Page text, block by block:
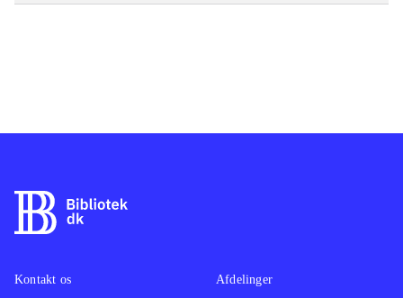
Kontakt os
Afdelinger